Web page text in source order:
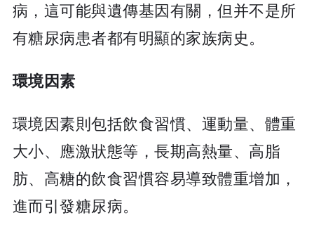
病，這可能與遺傳基因有關，但并不是所
有糖尿病患者都有明顯的家族病史。
環境因素
環境因素則包括飲食習慣、運動量、體重
大小、應激狀態等，長期高熱量、高脂
肪、高糖的飲食習慣容易導致體重增加，
進而引發糖尿病。